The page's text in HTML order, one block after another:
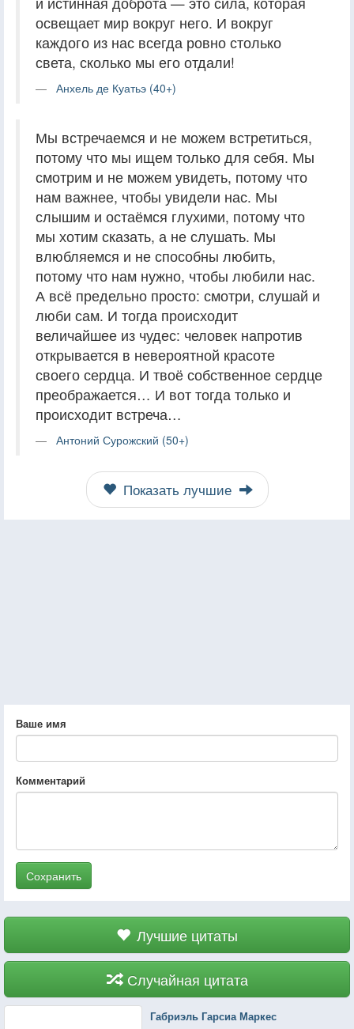
освещает мир вокруг него. И вокруг
каждого из нас всегда ровно столько
света, сколько мы его отдали!
Анхель де Куатьэ (40+)
Мы встречаемся и не можем встретиться,
потому что мы ищем только для себя. Мы
смотрим и не можем увидеть, потому что
нам важнее, чтобы увидели нас. Мы
слышим и остаёмся глухими, потому что
мы хотим сказать, а не слушать. Мы
влюбляемся и не способны любить,
потому что нам нужно, чтобы любили нас.
А всё предельно просто: смотри, слушай и
люби сам. И тогда происходит
величайшее из чудес: человек напротив
открывается в невероятной красоте
своего сердца. И твоё собственное сердце
преображается… И вот тогда только и
происходит встреча…
Антоний Сурожский (50+)
Показать лучшие
Ваше имя
Комментарий
Сохранить
Лучшие цитаты
Случайная цитата
Габриэль Гарсиа Маркес